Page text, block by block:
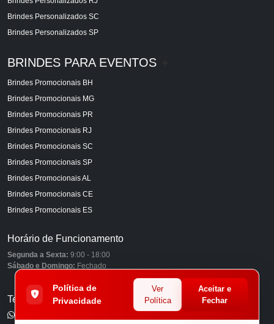
Brindes Personalizados SC
Brindes Personalizados SP
BRINDES PARA EVENTOS
Brindes Promocionais BH
Brindes Promocionais MG
Brindes Promocionais PR
Brindes Promocionais RJ
Brindes Promocionais SC
Brindes Promocionais SP
Brindes Promocionais AL
Brindes Promocionais CE
Brindes Promocionais ES
Horário de Funcionamento
Segunda a Sexta: 9:00 - 18:00
Sábado e Domingo: Fechado
Telefones
Política de
Privacidade
Ver
Política
Aceitar e
Fechar